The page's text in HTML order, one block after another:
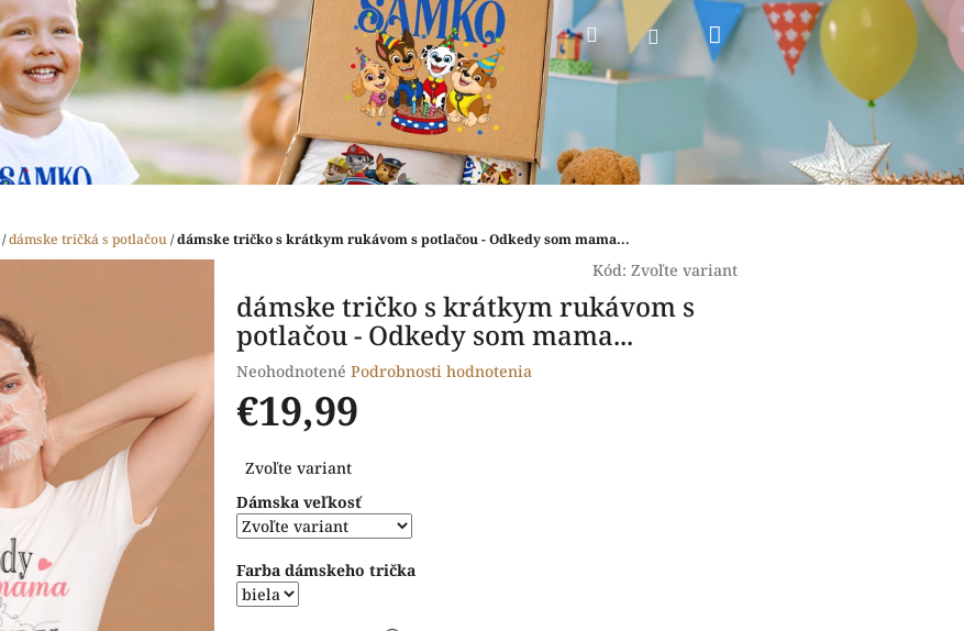
HľadaťPrihlásenieNákupný
/dámske tričká s potlačou/dámske tričko s krátkym rukávom s potlačou - Odkedy som mama...
Kód: Zvoľte variant
dámske tričko s krátkym rukávom s
potlačou - Odkedy som mama...
Priemerné
hodnotenie
produktu
0,0
5
hviezdičiek.
Neohodnotené Podrobnosti hodnotenia
€19,99
cena:
Zvoľte variant
Dámska veľkosť
Farba dámskeho trička